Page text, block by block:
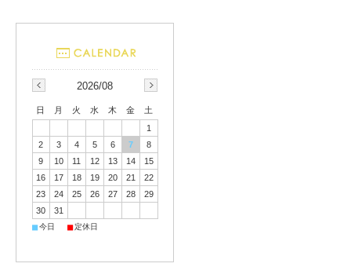
2026/08
日 月 火 水 木 金
土
1
2
3 4 5 6 7
8
9
10 11 12 13 14
15
16
17 18 19 20 21
22
23
24 25 26 27 28
29
30
31
■今日 ■定休日